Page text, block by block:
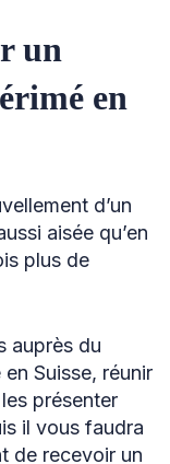
un
en
d’un
aisée qu’en
plus de
auprès du
Suisse, réunir
présenter
il vous faudra
de recevoir un